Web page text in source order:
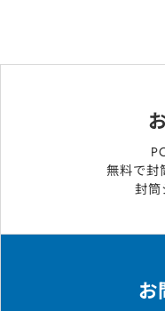
無料で封
封筒
お